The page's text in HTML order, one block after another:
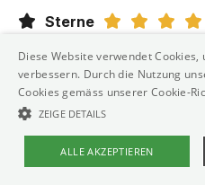
Sterne
Ort Koh Samui
Preis
auf Anfrage
Fair House Villas &
Diese Website verwendet
verbessern. Durch die Nutzung
Cookies gemäss unserer Cookie-
ZEIGE DETAILS
ALLE AKZEPTIEREN